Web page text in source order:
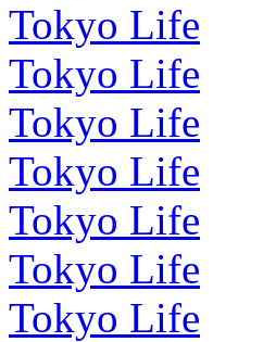
Tokyo Life
Tokyo Life
Tokyo Life
Tokyo Life
Tokyo Life
Tokyo Life
Tokyo Life